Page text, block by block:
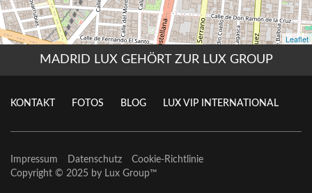
MADRID LUX GEHÖRT ZUR LUX GROUP
KONTAKT FOTOS BLOG LUX VIP INTERNATIONAL
Impressum Datenschutz
Cookie-Richtlinie
Copyright © 2025 by Lux Group™